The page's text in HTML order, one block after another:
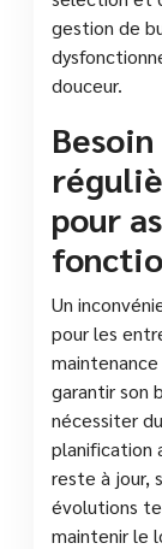
gestion de
douceur.
pour
Un
pour les
garantir son
nécessiter
planification
reste à jour,
évolutions
maintenir le